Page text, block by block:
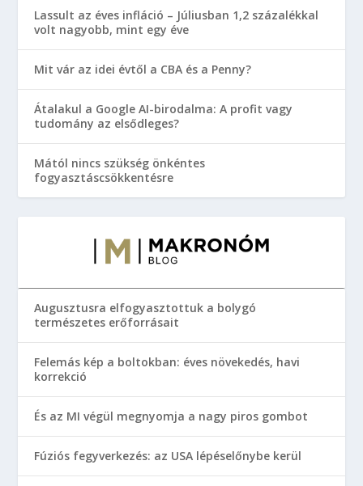
Lassult az éves infláció – Júliusban 1,2 százalékkal
volt nagyobb, mint egy éve
Mit vár az idei évtől a CBA és a Penny?
Átalakul a Google AI-birodalma: A profit vagy
tudomány az elsődleges?
Mától nincs szükség önkéntes
fogyasztáscsökkentésre
Augusztusra elfogyasztottuk a bolygó
természetes erőforrásait
Felemás kép a boltokban: éves növekedés, havi
korrekció
És az MI végül megnyomja a nagy piros gombot
Fúziós fegyverkezés: az USA lépéselőnybe kerül